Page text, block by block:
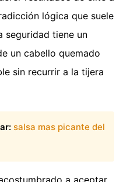
lógica que suele
seguridad tiene un
un cabello quemado
sin recurrir a la tijera
salsa mas picante del